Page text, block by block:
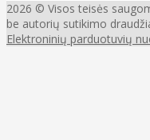
2026 © Visos teisės
be autorių sutikimo
Elektroninių parduotuvių